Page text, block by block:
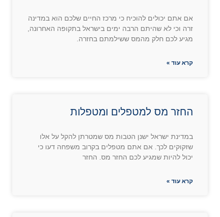
אם אתם יכולים להוכיח כי מרכז החיים שלכם הוא במדינה
זרה וכי לא שהיתם הרבה ימים בישראל בתקופה האחרונה,
מגיע לכם חלק מהמס ששילמתם בחזרה.
קרא עוד »
החזר מס למטפלים ומטפלות
במדינת ישראל ישנן הטבות מס שמטרתן להקל על אלו
שזקוקים לכך. אם אתם מטפלים בקרוב משפחה דעו כי
יכול להיות שמגיע לכם החזר מס. החזר
קרא עוד »